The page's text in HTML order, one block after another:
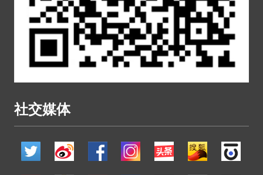
社交媒体